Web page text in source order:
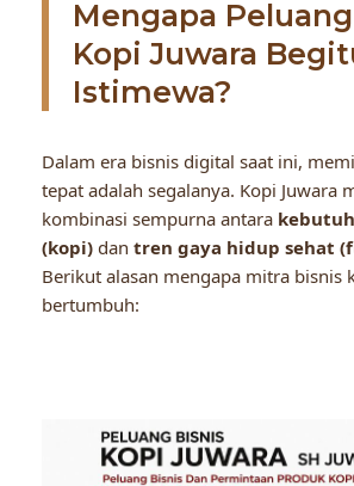
Mengapa
Kopi Juwara
Istimewa?
Dalam era bisnis digital saat ini,
tepat adalah segalanya. Kopi Juwara
kombinasi sempurna antara
(kopi) dan tren gaya hidup sehat
Berikut alasan mengapa mitra bisnis
bertumbuh: